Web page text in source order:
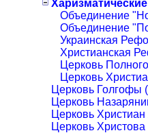
Объединение
Объединение
Украинская
Христианская
Церковь
Церковь
Церковь Голгофы
Церковь
Церковь
Церковь Христова